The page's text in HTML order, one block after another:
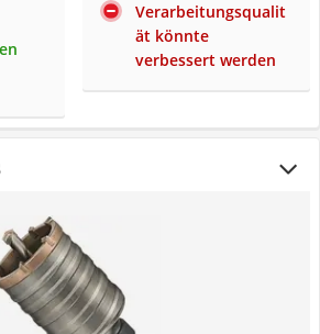
Verarbeitungsqualit
ät könnte
verbessert werden